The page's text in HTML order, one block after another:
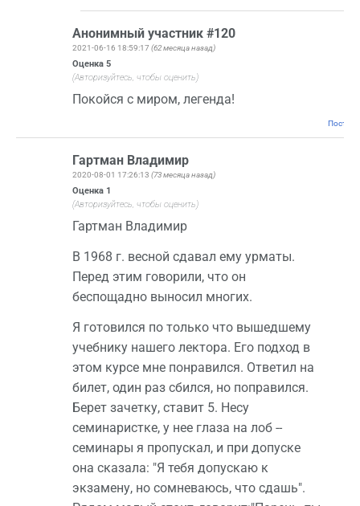
Анонимный участник #120
2021-06-16 18:59:17 (62 месяца назад)
Оценка 5
(Авторизуйтесь, чтобы оценить)
Покойся с миром, легенда!
Гартман Владимир
2020-08-01 17:26:13 (73 месяца назад)
Оценка 1
(Авторизуйтесь, чтобы оценить)
Гартман Владимир
В 1968 г. весной сдавал ему урматы.
Перед этим говорили, что он
беспощадно выносил многих.
Я готовился по только что вышедшему
учебнику нашего лектора. Его подход в
этом курсе мне понравился. Ответил на
билет, один раз сбился, но поправился.
Берет зачетку, ставит 5. Несу
семинаристке, у нее глаза на лоб --
семинары я пропускал, и при допуске
она сказала: "Я тебя допускаю к
экзамену, но сомневаюсь, что сдашь".